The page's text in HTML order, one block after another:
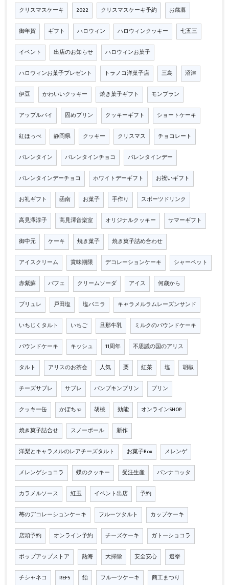
クリスマスケーキ 2022 クリスマスケーキ予約 お歳暮
御年賀 ギフト ハロウィン ハロウィンクッキー 七五三
イベント 出店のお知らせ ハロウィンお菓子
ハロウィンお菓子プレゼント トラノコ洋菓子店 三島 沼津
伊豆 かわいいクッキー 焼き菓子ギフト モンブラン
アップルパイ 固めプリン クッキーギフト ショートケーキ
紅ほっぺ 静岡県 クッキー クリスマス チョコレート
バレンタイン バレンタインチョコ バレンタインデー
バレンタインデーチョコ ホワイトデーギフト お祝いギフト
お礼ギフト 函南 お菓子 手作り スポーツドリンク
高見澤淳子 高見澤音楽室 オリジナルクッキー サマーギフト
御中元 ケーキ 焼き菓子 焼き菓子詰め合わせ
アイスクリーム 賞味期限 デコレーションケーキ シャーベット
赤紫蘇 パフェ クリームソーダ アイス 何歳から
ブリュレ 戸田塩 塩バニラ キャラメルラムレーズンサンド
いちじくタルト いちご 旦那牛乳 ミルクのパウンドケーキ
パウンドケーキ キッシュ 11周年 不思議の国のアリス
タルト アリスのお茶会 人気 栗 紅茶 塩 胡椒
チーズサブレ サブレ パンプキンプリン プリン
クッキー缶 かぼちゃ 胡桃 効能 オンラインSHOP
焼き菓子詰合せ スノーボール 新作
洋梨とキャラメルのレアチーズタルト お菓子Box メレンゲ
メレンゲショコラ 蝶のクッキー 受注生産 パンナコッタ
カラメルソース 紅玉 イベント出店 予約
苺のデコレーションケーキ フルーツタルト カップケーキ
店頭予約 オンライン予約 チーズケーキ ガトーショコラ
ポップアップストア 熱海 大掃除 安全安心 選挙
チシャネコ REFS 飴 フルーツケーキ 商工まつり